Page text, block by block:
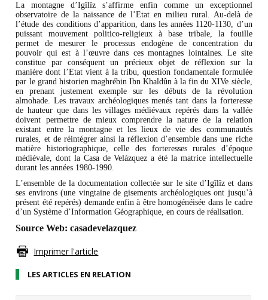
La montagne d’Igîlîz s’affirme enfin comme un exceptionnel
observatoire de la naissance de l’Etat en milieu rural. Au-delà de
l’étude des conditions d’apparition, dans les années 1120-1130, d’un
puissant mouvement politico-religieux à base tribale, la fouille
permet de mesurer le processus endogène de concentration du
pouvoir qui est à l’œuvre dans ces montagnes lointaines. Le site
constitue par conséquent un précieux objet de réflexion sur la
manière dont l’Etat vient à la tribu, question fondamentale formulée
par le grand historien maghrébin Ibn Khaldûn à la fin du XIVe siècle,
en prenant justement exemple sur les débuts de la révolution
almohade. Les travaux archéologiques menés tant dans la forteresse
de hauteur que dans les villages médiévaux repérés dans la vallée
doivent permettre de mieux comprendre la nature de la relation
existant entre la montagne et les lieux de vie des communautés
rurales, et de réintégrer ainsi la réflexion d’ensemble dans une riche
matière historiographique, celle des forteresses rurales d’époque
médiévale, dont la Casa de Velázquez a été la matrice intellectuelle
durant les années 1980-1990.
L’ensemble de la documentation collectée sur le site d’Igîlîz et dans
ses environs (une vingtaine de gisements archéologiques ont jusqu’à
présent été repérés) demande enfin à être homogénéisée dans le cadre
d’un Système d’Information Géographique, en cours de réalisation.
Source Web: casadevelazquez
Imprimer l'article
LES ARTICLES EN RELATION